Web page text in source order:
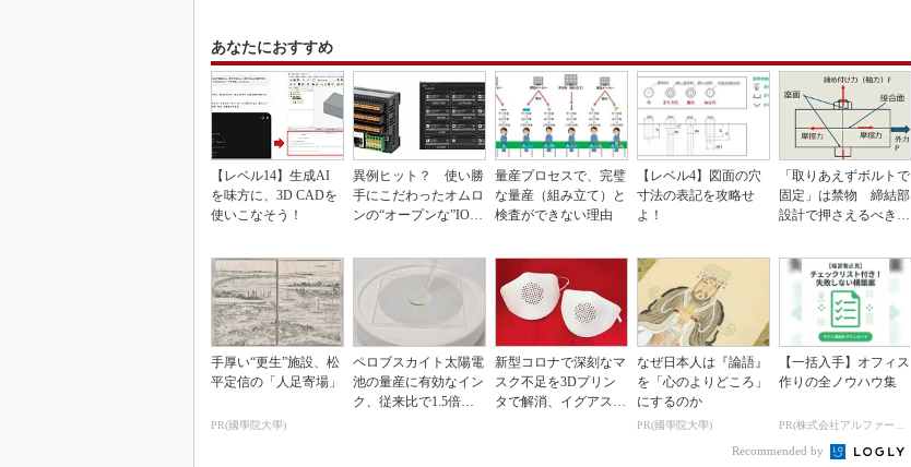
あなたにおすすめ
【レベル14】生成AI
を味方に、3D CADを
使いこなそう！
異例ヒット？ 使い勝
手にこだわったオムロ
ンの“オープンな”IO-L
量産プロセスで、完璧
な量産（組み立て）と
検査ができない理由
【レベル4】図面の穴
寸法の表記を攻略せ
よ！
「取りあえずボルトで
固定」は禁物 締結部
設計で押さえるべき基
手厚い“更生”施設、松
平定信の「人足寄場」
PR(國學院大學)
ペロブスカイト太陽電
池の量産に有効なイン
ク、従来比で1.5倍の
新型コロナで深刻なマ
スク不足を3Dプリン
タで解消、イグアスが
なぜ日本人は『論語』
を「心のよりどころ」
にするのか
PR(國學院大學)
【一括入手】オフィス
作りの全ノウハウ集
PR(株式会社アルファーテクノ)
Recommended by